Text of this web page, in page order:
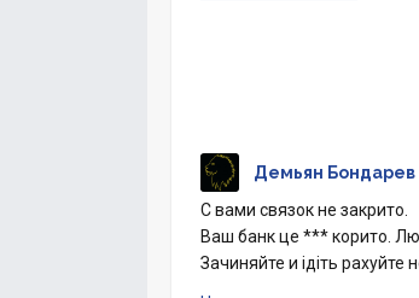
Демьян Бондарев
С вами связок не закрито.
Ваш банк це *** корито.
Зачиняйте и ідіть рахуйте